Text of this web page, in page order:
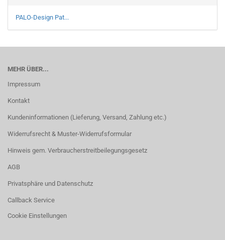
PALO-Design Pat...
MEHR ÜBER...
Impressum
Kontakt
Kundeninformationen (Lieferung, Versand, Zahlung etc.)
Widerrufsrecht & Muster-Widerrufsformular
Hinweis gem. Verbraucherstreitbeilegungsgesetz
AGB
Privatsphäre und Datenschutz
Callback Service
Cookie Einstellungen